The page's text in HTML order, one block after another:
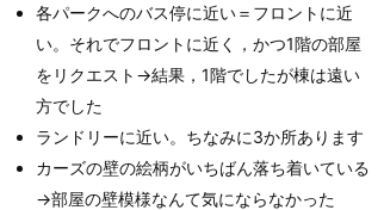
各パークへのバス停に近い＝フロントに近
い。それでフロントに近く，かつ1階の部屋
をリクエスト→結果，1階でしたが棟は遠い
方でした
ランドリーに近い。ちなみに3か所あります
カーズの壁の絵柄がいちばん落ち着いている
→部屋の壁模様なんて気にならなかった